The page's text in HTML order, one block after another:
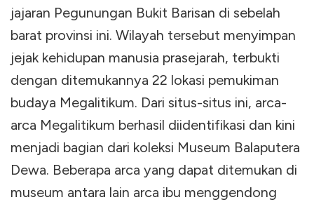
jajaran Pegunungan Bukit Barisan di sebelah
barat provinsi ini. Wilayah tersebut menyimpan
jejak kehidupan manusia prasejarah, terbukti
dengan ditemukannya 22 lokasi pemukiman
budaya Megalitikum. Dari situs-situs ini, arca-
arca Megalitikum berhasil diidentifikasi dan kini
menjadi bagian dari koleksi Museum Balaputera
Dewa. Beberapa arca yang dapat ditemukan di
museum antara lain arca ibu menggendong